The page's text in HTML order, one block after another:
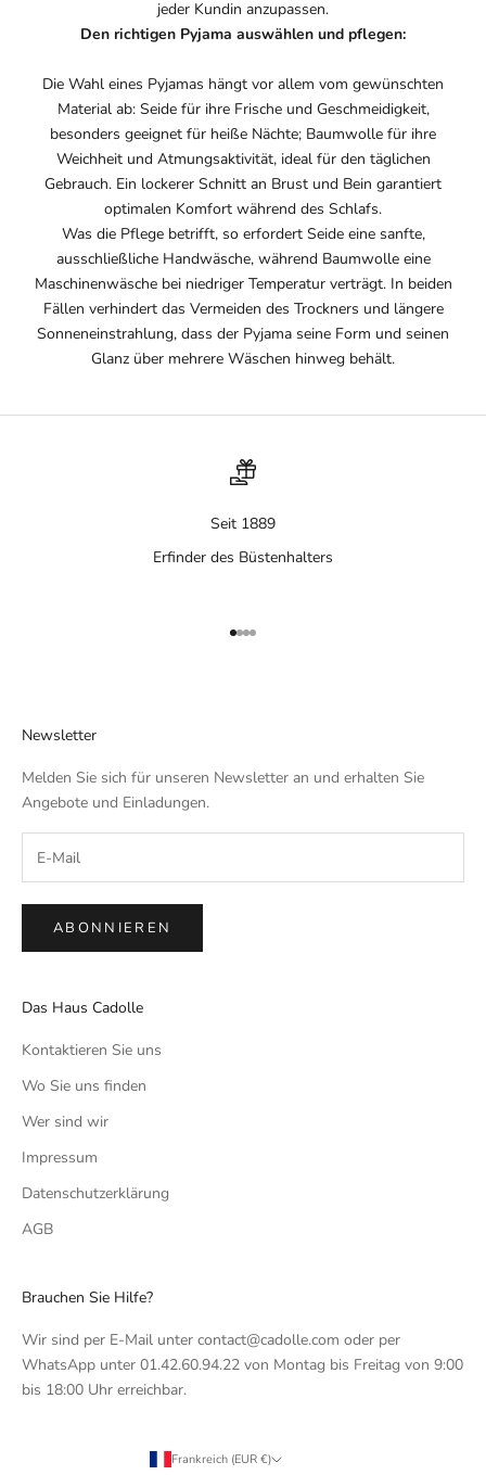
jeder Kundin anzupassen.
Den richtigen Pyjama auswählen und pflegen:
Die Wahl eines Pyjamas hängt vor allem vom gewünschten
Material ab: Seide für ihre Frische und Geschmeidigkeit,
besonders geeignet für heiße Nächte; Baumwolle für ihre
Weichheit und Atmungsaktivität, ideal für den täglichen
Gebrauch. Ein lockerer Schnitt an Brust und Bein garantiert
optimalen Komfort während des Schlafs.
Was die Pflege betrifft, so erfordert Seide eine sanfte,
ausschließliche Handwäsche, während Baumwolle eine
Maschinenwäsche bei niedriger Temperatur verträgt. In beiden
Fällen verhindert das Vermeiden des Trockners und längere
Sonneneinstrahlung, dass der Pyjama seine Form und seinen
Glanz über mehrere Wäschen hinweg behält.
Seit 1889
Erfinder des Büstenhalters
Gehe zu Element 1
Gehe zu Element 2
Gehe zu Element 3
Gehe zu Element 4
Newsletter
Melden Sie sich für unseren Newsletter an und erhalten Sie
Angebote und Einladungen.
ABONNIEREN
Das Haus Cadolle
Kontaktieren Sie uns
Wo Sie uns finden
Wer sind wir
Impressum
Datenschutzerklärung
AGB
Brauchen Sie Hilfe?
Wir sind per E-Mail unter contact@cadolle.com oder per
WhatsApp unter 01.42.60.94.22 von Montag bis Freitag von 9:00
bis 18:00 Uhr erreichbar.
Frankreich (EUR €)